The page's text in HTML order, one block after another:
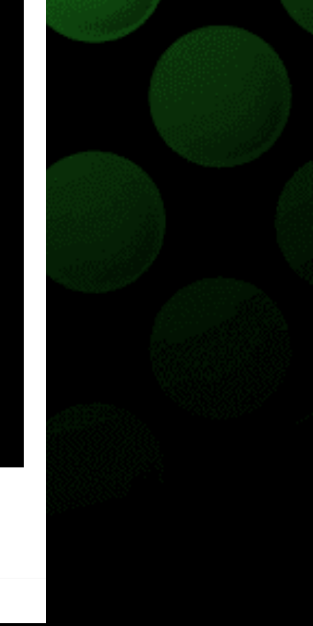
elementos de la interfaz, incluyendo las
trayectorias de lanzamiento de granadas y
el resaltado de objetos interactivos, además
de desactivar automáticamente los sonidos
"Parámetros Ghost" , que permiten activar
la recarga táctica, limitar el número de
armas ...